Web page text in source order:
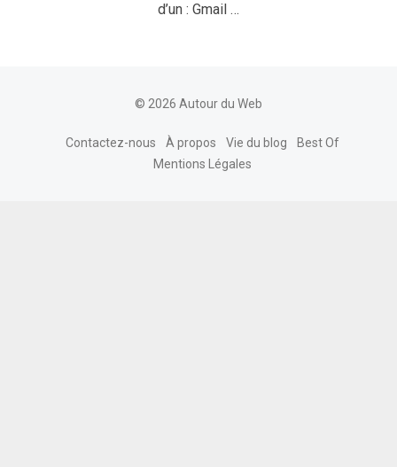
d’un : Gmail …
© 2026 Autour du Web
Contactez-nous À propos Vie du blog
Best Of
Mentions Légales